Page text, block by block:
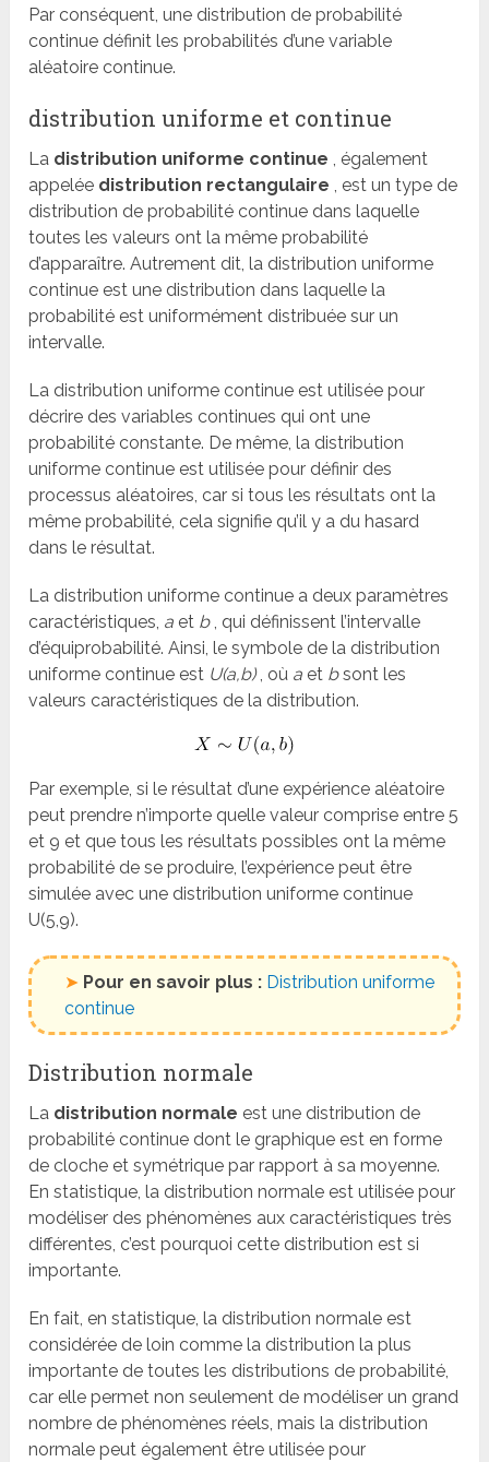
Par conséquent, une distribution de probabilité
continue définit les probabilités d’une variable
aléatoire continue.
distribution uniforme et continue
La distribution uniforme continue , également
appelée distribution rectangulaire , est un type de
distribution de probabilité continue dans laquelle
toutes les valeurs ont la même probabilité
d’apparaître. Autrement dit, la distribution uniforme
continue est une distribution dans laquelle la
probabilité est uniformément distribuée sur un
intervalle.
La distribution uniforme continue est utilisée pour
décrire des variables continues qui ont une
probabilité constante. De même, la distribution
uniforme continue est utilisée pour définir des
processus aléatoires, car si tous les résultats ont la
même probabilité, cela signifie qu’il y a du hasard
dans le résultat.
La distribution uniforme continue a deux paramètres
caractéristiques, a et b, qui définissent l’intervalle
d’équiprobabilité. Ainsi, le symbole de la distribution
uniforme continue est U(a,b), où a et bsont les
valeurs caractéristiques de la distribution.
Par exemple, si le résultat d’une expérience aléatoire
peut prendre n’importe quelle valeur comprise entre 5
et 9 et que tous les résultats possibles ont la même
probabilité de se produire, l’expérience peut être
simulée avec une distribution uniforme continue
U(5,9).
➤ Pour en savoir plus : Distribution uniforme
continue
Distribution normale
La distribution normale est une distribution de
probabilité continue dont le graphique est en forme
de cloche et symétrique par rapport à sa moyenne.
En statistique, la distribution normale est utilisée pour
modéliser des phénomènes aux caractéristiques très
différentes, c’est pourquoi cette distribution est si
importante.
En fait, en statistique, la distribution normale est
considérée de loin comme la distribution la plus
importante de toutes les distributions de probabilité,
car elle permet non seulement de modéliser un grand
nombre de phénomènes réels, mais la distribution
normale peut également être utilisée pour